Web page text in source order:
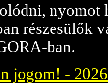
nyomot
részesülők
ban.
jogom! -